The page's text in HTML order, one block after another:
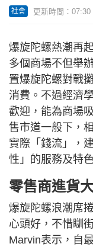
社會 更新時間：
爆旋陀螺熱潮再
多個商場不但舉
置爆旋陀螺對戰
消費。不過經濟
歡迎，能為商場
售市道一般下，
實際「錢流」，
性」的服務及特
零售商進貨
爆旋陀螺浪潮席
心頭好，不惜瞓
Marvin表示，自